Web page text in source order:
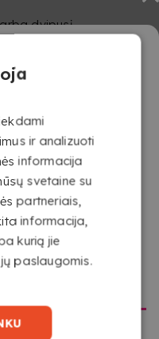
kuri nesutampa su
kurią svetainę
USA
dvipusį.
matyti dokumentą.
laminavimą arba
FAILĄ
ir analizuoti
informacija
svetaine su
partneriais,
informacija,
kurią jie
paslaugomis.